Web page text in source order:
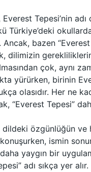
Everest Tepesi’nin
Türkiye’deki
bazen
dilimizin
çok, aynı
yürürken, birinin
olasıdır. Her ne
“Everest Tepesi”
özgünlüğün ve
ismin
yaygın bir
adı sıkça yer